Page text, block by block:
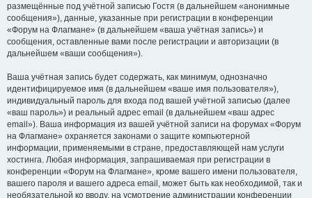
размещённые под учётной записью Гостя (в дальнейшем «анонимные
сообщения»), данные, указанные при регистрации в конференции
«Форум на Флагмане» (в дальнейшем «ваша учётная запись») и
сообщения, оставленные вами после регистрации и авторизации (в
дальнейшем «ваши сообщения»).
Ваша учётная запись будет содержать, как минимум, однозначно
идентифицируемое имя (в дальнейшем «ваше имя пользователя»),
индивидуальный пароль для входа под вашей учётной записью (далее
«ваш пароль») и реальный адрес email (в дальнейшем «ваш адрес
email»). Ваша информация из вашей учётной записи на форумах «Форум
на Флагмане» охраняется законами о защите компьютерной
информации, применяемыми в стране, предоставляющей нам услуги
хостинга. Любая информация, запрашиваемая при регистрации в
конференции «Форум на Флагмане», кроме вашего имени пользователя,
вашего пароля и вашего адреса email, может быть как необходимой, так и
необязательной ко вводу, на усмотрение администрации конференции